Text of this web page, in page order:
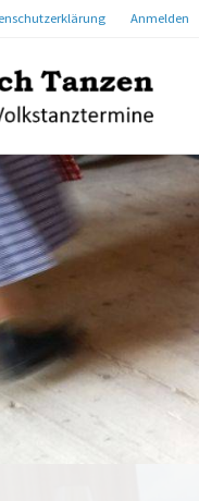
Anmelden